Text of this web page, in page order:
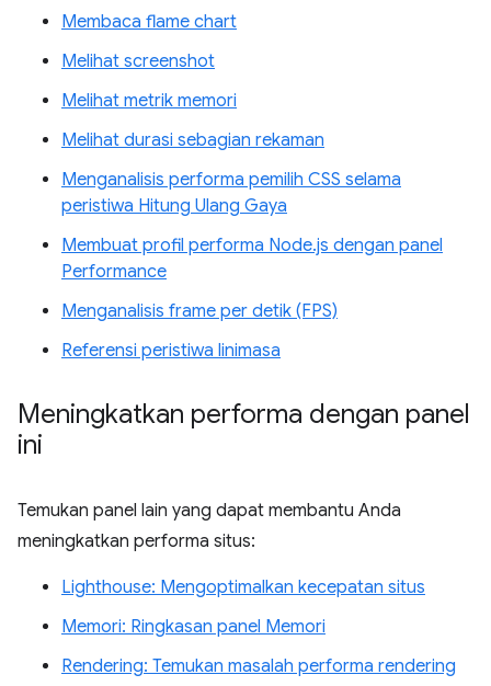
Membaca flame chart
Melihat screenshot
Melihat metrik memori
Melihat durasi sebagian rekaman
Menganalisis performa pemilih CSS selama
peristiwa Hitung Ulang Gaya
Membuat profil performa Node.js dengan panel
Performance
Menganalisis frame per detik (FPS)
Referensi peristiwa linimasa
Meningkatkan performa dengan panel
ini
Temukan panel lain yang dapat membantu Anda
meningkatkan performa situs:
Lighthouse: Mengoptimalkan kecepatan situs
Memori: Ringkasan panel Memori
Rendering: Temukan masalah performa rendering